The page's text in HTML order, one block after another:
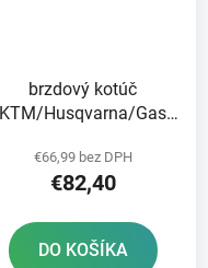
brzdový kotúč
KTM/Husqvarna/Gas
€66,99 bez DPH
€82,40
DO KOŠÍKA